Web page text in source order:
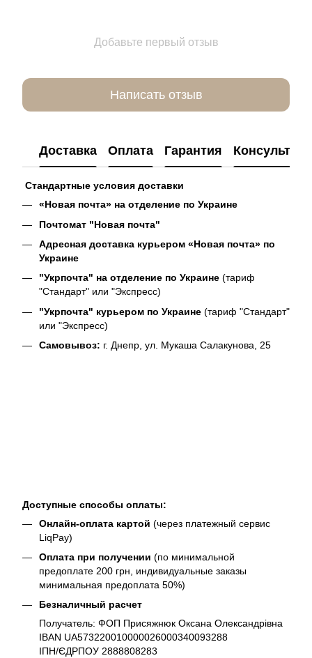
Добавьте первый отзыв
Написать отзыв
Доставка Оплата Гарантия
Стандартные условия доставки
«Новая почта» на отделение по Украине
Почтомат "Новая почта"
Адресная доставка курьером «Новая почта» по
Украине
"Укрпочта" на отделение по Украине (тариф
"Стандарт" или "Экспресс)
"Укрпочта" курьером по Украине (тариф "Стандарт"
или "Экспресс)
Самовывоз: г. Днепр, ул. Мукаша Салакунова, 25
Доступные способы оплаты:
Онлайн-оплата картой (через платежный сервис
LiqPay)
Оплата при получении (по минимальной
предоплате 200 грн, индивидуальные заказы
минимальная предоплата 50%)
Безналичный расчет
Получатель: ФОП Присяжнюк Оксана Олександрівна
IBAN UA573220010000026000340093288
ІПН/ЄДРПОУ 2888808283